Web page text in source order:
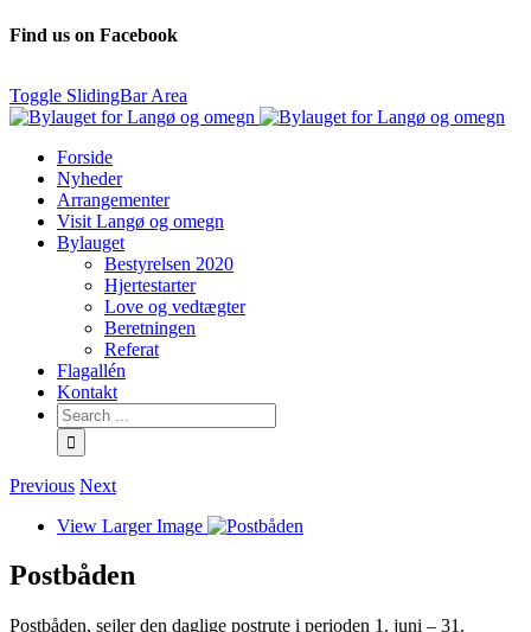
Find us on Facebook
Toggle SlidingBar Area
Forside
Nyheder
Arrangementer
Visit Langø og omegn
Bylauget
Bestyrelsen 2020
Hjertestarter
Love og vedtægter
Beretningen
Referat
Flagallén
Kontakt
Previous Next
View Larger Image
Postbåden
Postbåden, sejler den daglige postrute i perioden 1. juni – 31.